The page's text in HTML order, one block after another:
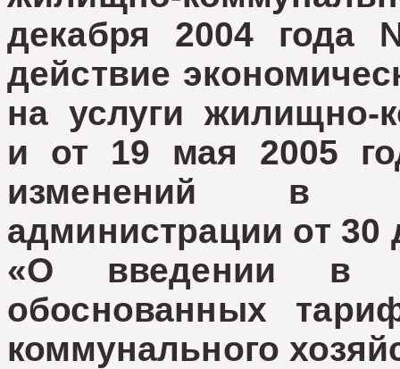
декабря 2004
действие
на услуги жилищно-
и от 19 мая 2005
изменений в
администрации от 30
«О введении в
обоснованных
коммунального